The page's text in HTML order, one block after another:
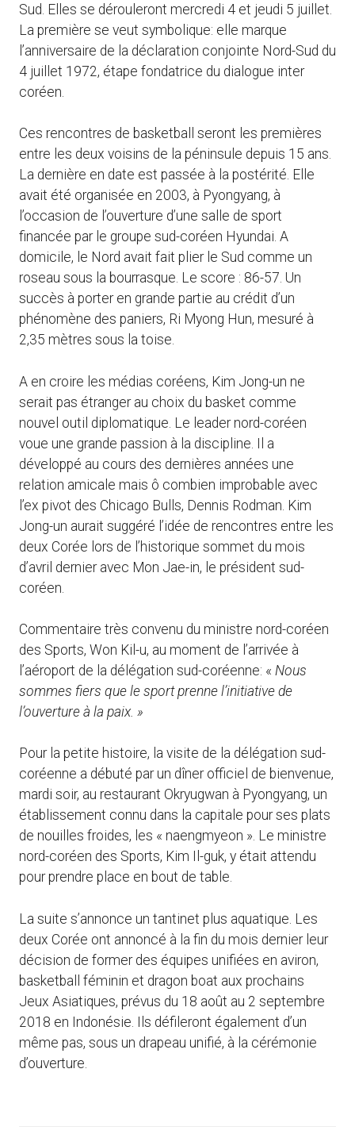
Sud. Elles se dérouleront mercredi 4 et jeudi 5 juillet.
La première se veut symbolique: elle marque
l’anniversaire de la déclaration conjointe Nord-Sud du
4 juillet 1972, étape fondatrice du dialogue inter
coréen.
Ces rencontres de basketball seront les premières
entre les deux voisins de la péninsule depuis 15 ans.
La dernière en date est passée à la postérité. Elle
avait été organisée en 2003, à Pyongyang, à
l’occasion de l’ouverture d’une salle de sport
financée par le groupe sud-coréen Hyundai. A
domicile, le Nord avait fait plier le Sud comme un
roseau sous la bourrasque. Le score : 86-57. Un
succès à porter en grande partie au crédit d’un
phénomène des paniers, Ri Myong Hun, mesuré à
2,35 mètres sous la toise.
A en croire les médias coréens, Kim Jong-un ne
serait pas étranger au choix du basket comme
nouvel outil diplomatique. Le leader nord-coréen
voue une grande passion à la discipline. Il a
développé au cours des dernières années une
relation amicale mais ô combien improbable avec
l’ex pivot des Chicago Bulls, Dennis Rodman. Kim
Jong-un aurait suggéré l’idée de rencontres entre les
deux Corée lors de l’historique sommet du mois
d’avril dernier avec Mon Jae-in, le président sud-
coréen.
Commentaire très convenu du ministre nord-coréen
des Sports, Won Kil-u, au moment de l’arrivée à
l’aéroport de la délégation sud-coréenne: « Nous
sommes fiers que le sport prenne l’initiative de
l’ouverture à la paix. »
Pour la petite histoire, la visite de la délégation sud-
coréenne a débuté par un dîner officiel de bienvenue,
mardi soir, au restaurant Okryugwan à Pyongyang, un
établissement connu dans la capitale pour ses plats
de nouilles froides, les « naengmyeon ». Le ministre
nord-coréen des Sports, Kim Il-guk, y était attendu
pour prendre place en bout de table.
La suite s’annonce un tantinet plus aquatique. Les
deux Corée ont annoncé à la fin du mois dernier leur
décision de former des équipes unifiées en aviron,
basketball féminin et dragon boat aux prochains
Jeux Asiatiques, prévus du 18 août au 2 septembre
2018 en Indonésie. Ils défileront également d’un
même pas, sous un drapeau unifié, à la cérémonie
d’ouverture.